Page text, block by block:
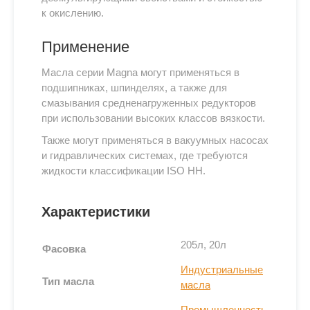
к окислению.
Применение
Масла серии Magna могут применяться в
подшипниках, шпинделях, а также для
смазывания средненагруженных редукторов
при использовании высоких классов вязкости.
Также могут применяться в вакуумных насосах
и гидравлических системах, где требуются
жидкости классификации ISO HH.
сСт для смазывания зубчатых передач до 2
сСт для использования в высокоскоростных
шпинделях высокого класса точности.
уплотнений, такими как: нитрил, силикон и
Характеристики
Фасовка 205л, 20л
Тип масла
Индустриальные
масла